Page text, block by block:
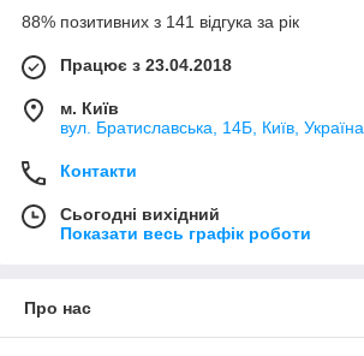
88% позитивних з 141 відгука за рік
Працює з 23.04.2018
м. Київ
вул. Братиславська, 14Б, Київ, Україна
Контакти
Сьогодні вихідний
Показати весь графік роботи
Про нас